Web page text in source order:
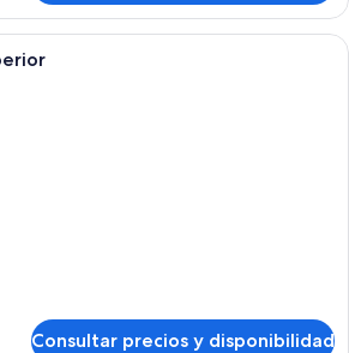
Habitación de hotel con cama
Consultar precios y disponibilidad